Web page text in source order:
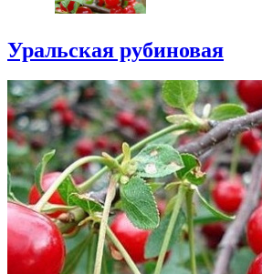
Уральская рубиновая